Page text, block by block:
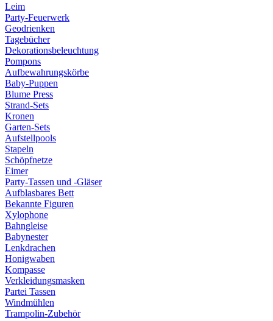
Leim
Party-Feuerwerk
Geodrienken
Tagebücher
Dekorationsbeleuchtung
Pompons
Aufbewahrungskörbe
Baby-Puppen
Blume Press
Strand-Sets
Kronen
Garten-Sets
Aufstellpools
Stapeln
Schöpfnetze
Eimer
Party-Tassen und -Gläser
Aufblasbares Bett
Bekannte Figuren
Xylophone
Bahngleise
Babynester
Lenkdrachen
Honigwaben
Kompasse
Verkleidungsmasken
Partei Tassen
Windmühlen
Trampolin-Zubehör